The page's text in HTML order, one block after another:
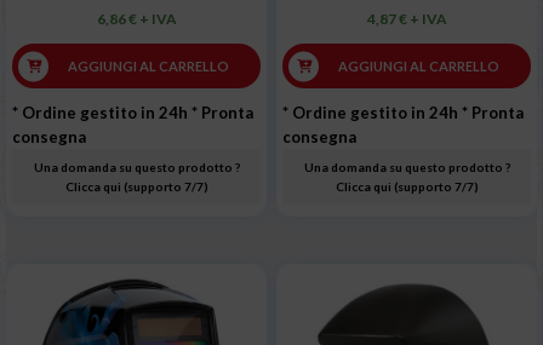
6,86 € + IVA
AGGIUNGI AL CARRELLO
* Ordine gestito in 24h * Pronta
consegna
Una domanda su questo prodotto ?
Clicca qui (supporto 7/7)
4,87 € + IVA
AGGIUNGI AL CARRELLO
* Ordine gestito in 24h * Pronta
consegna
Una domanda su questo prodotto ?
Clicca qui (supporto 7/7)